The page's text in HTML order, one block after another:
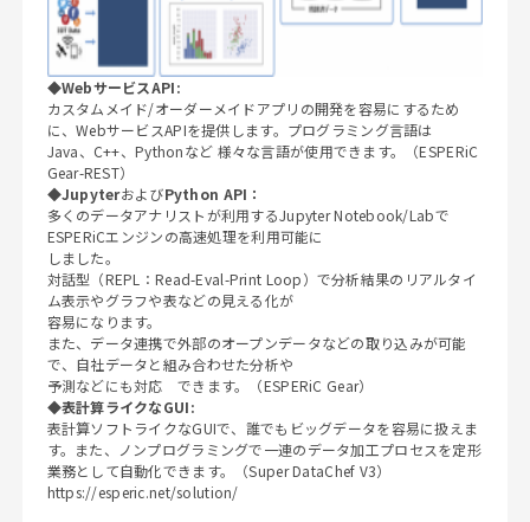
◆WebサービスAPI:
カスタムメイド/オーダーメイドアプリの開発を容易にするため
に、WebサービスAPIを提供します。プログラミング言語は
Java、C++、Pythonなど 様々な言語が使用できます。（ESPERiC
Gear-REST）
◆JupyterおよびPython API：
多くのデータアナリストが利用するJupyter Notebook/Labで
ESPERiCエンジンの高速処理を利用可能に
しました。
対話型（REPL：Read-Eval-Print Loop）で分析結果のリアルタイ
ム表示やグラフや表などの見える化が
容易になります。
また、データ連携で外部のオープンデータなどの取り込みが可能
で、自社データと組み合わせた分析や
予測などにも対応 できます。（ESPERiC Gear）
◆表計算ライクなGUI:
表計算ソフトライクなGUIで、誰でもビッグデータを容易に扱えま
す。また、ノンプログラミングで一連のデータ加工プロセスを定形
業務として自動化できます。（Super DataChef V3）
https://esperic.net/solution/